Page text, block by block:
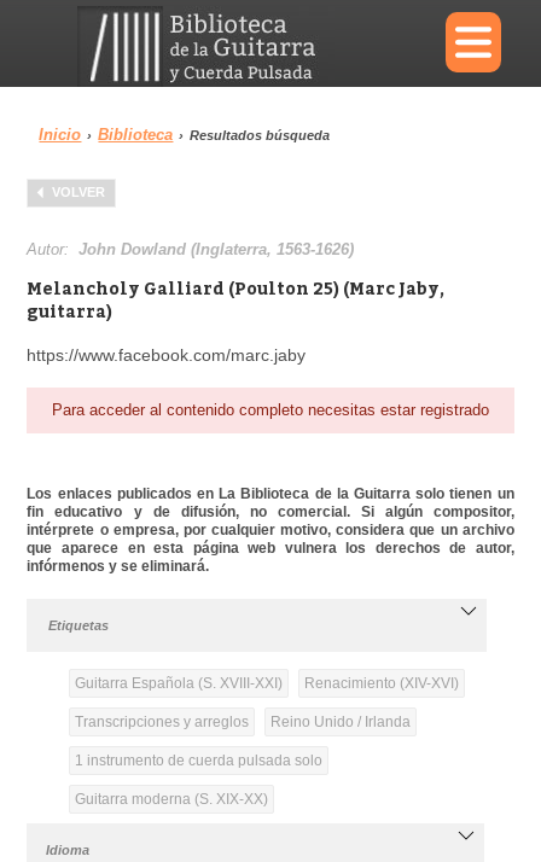
×
Menu
Biblioteca Diccionario
Inicio › Biblioteca › Resultados búsqueda
VOLVER
Autor:John Dowland (Inglaterra, 1563-1626)
Melancholy Galliard (Poulton 25) (Marc Jaby,
guitarra)
https://www.facebook.com/marc.jaby
Para acceder al contenido completo necesitas estar registrado
Los enlaces publicados en La Biblioteca de la Guitarra solo tienen un
fin educativo y de difusión, no comercial. Si algún compositor,
intérprete o empresa, por cualquier motivo, considera que un archivo
que aparece en esta página web vulnera los derechos de autor,
infórmenos y se eliminará.
Etiquetas
Guitarra Española (S. XVIII-XXI) Renacimiento (XIV-XVI)
Transcripciones y arreglos Reino Unido / Irlanda
1 instrumento de cuerda pulsada solo
Guitarra moderna (S. XIX-XX)
Idioma